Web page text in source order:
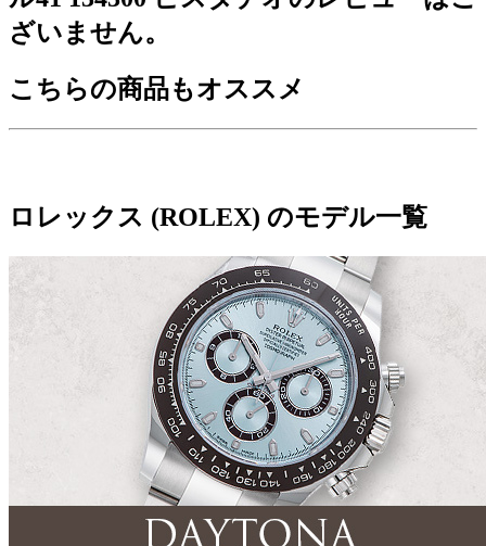
ざいません。
こちらの商品もオススメ
ロレックス (ROLEX) のモデル一覧